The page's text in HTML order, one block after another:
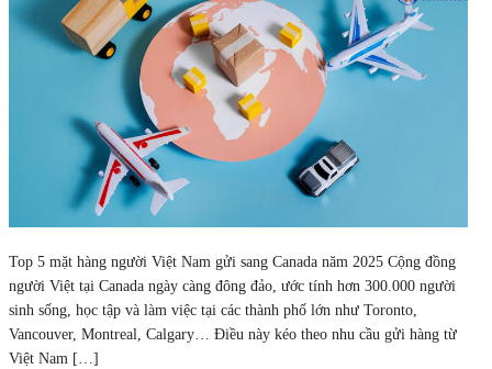
Top 5 mặt hàng người Việt Nam gửi sang Canada năm 2025 Cộng đồng
người Việt tại Canada ngày càng đông đảo, ước tính hơn 300.000 người
sinh sống, học tập và làm việc tại các thành phố lớn như Toronto,
Vancouver, Montreal, Calgary… Điều này kéo theo nhu cầu gửi hàng từ
Việt Nam […]